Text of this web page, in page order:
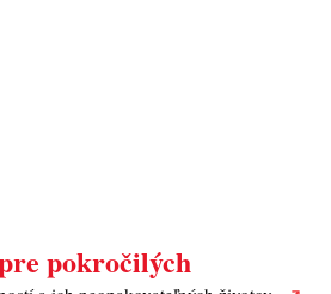
pokročilých